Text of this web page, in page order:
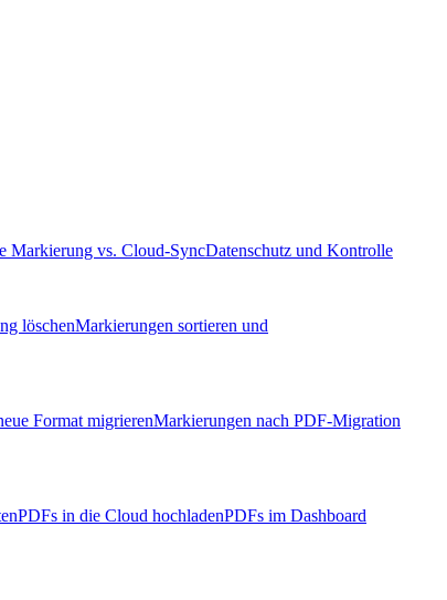
Markierung vs. Cloud-SyncDatenschutz und Kontrolle
löschenMarkierungen sortieren und
Format migrierenMarkierungen nach PDF-Migration
PDFs in die Cloud hochladenPDFs im Dashboard